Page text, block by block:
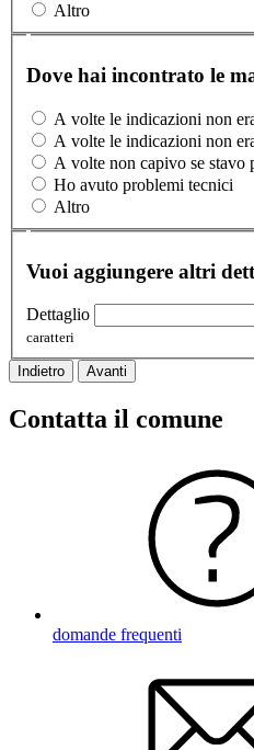
Altro
Dove hai incontrato le
A volte le indicazioni non
A volte le indicazioni non
A volte non capivo se stavo
Ho avuto problemi tecnici
Altro
Vuoi aggiungere altri
Dettaglio
caratteri
Indietro Avanti
Contatta il comune
domande frequenti